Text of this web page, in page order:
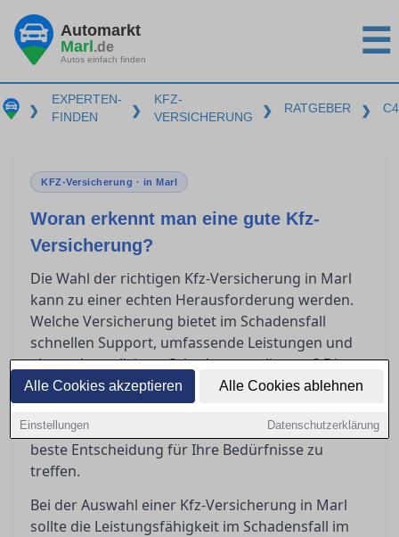
Alle Cookies akzeptieren Alle Cookies ablehnen
Einstellungen Datenschutzerklärung
Automarkt
Marl.de
Autos einfach finden ☰
❯
EXPERTEN-
FINDEN
❯
KFZ-
VERSICHERUNG
❯ RATGEBER ❯
KFZ-Versicherung · in Marl
Woran erkennt man eine gute Kfz-
Versicherung?
Die Wahl der richtigen Kfz-Versicherung in Marl
kann zu einer echten Herausforderung werden.
Welche Versicherung bietet im Schadensfall
schnellen Support, umfassende Leistungen und
eine unkomplizierte Schadensregulierung? Dieser
Ratgeber gibt Ihnen Einblicke, wie Sie die
Bedingungen richtig deuten und worauf es bei
Kundenbewertungen wirklich ankommt, um die
beste Entscheidung für Ihre Bedürfnisse zu
treffen.
Bei der Auswahl einer Kfz-Versicherung in Marl
sollte die Leistungsfähigkeit im Schadensfall im